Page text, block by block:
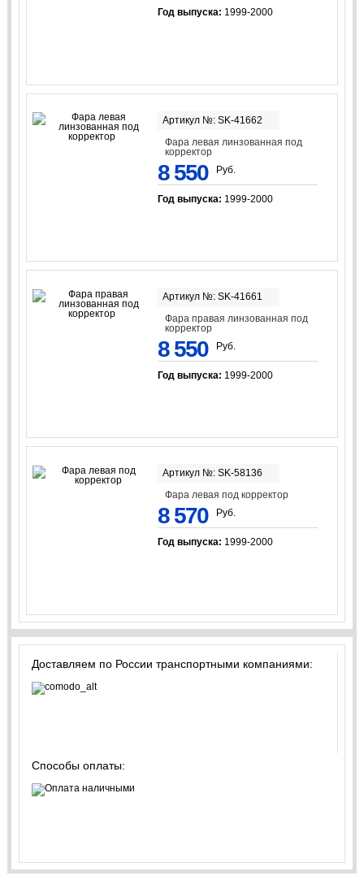
Год выпуска: 1999-2000
Артикул №: SK-41662
Фара левая линзованная под
корректор
8 550 Руб.
Год выпуска: 1999-2000
Артикул №: SK-41661
Фара правая линзованная под
корректор
8 550 Руб.
Год выпуска: 1999-2000
Артикул №: SK-58136
Фара левая под корректор
8 570 Руб.
Год выпуска: 1999-2000
Доставляем по России транспортными компаниями:
Способы оплаты: